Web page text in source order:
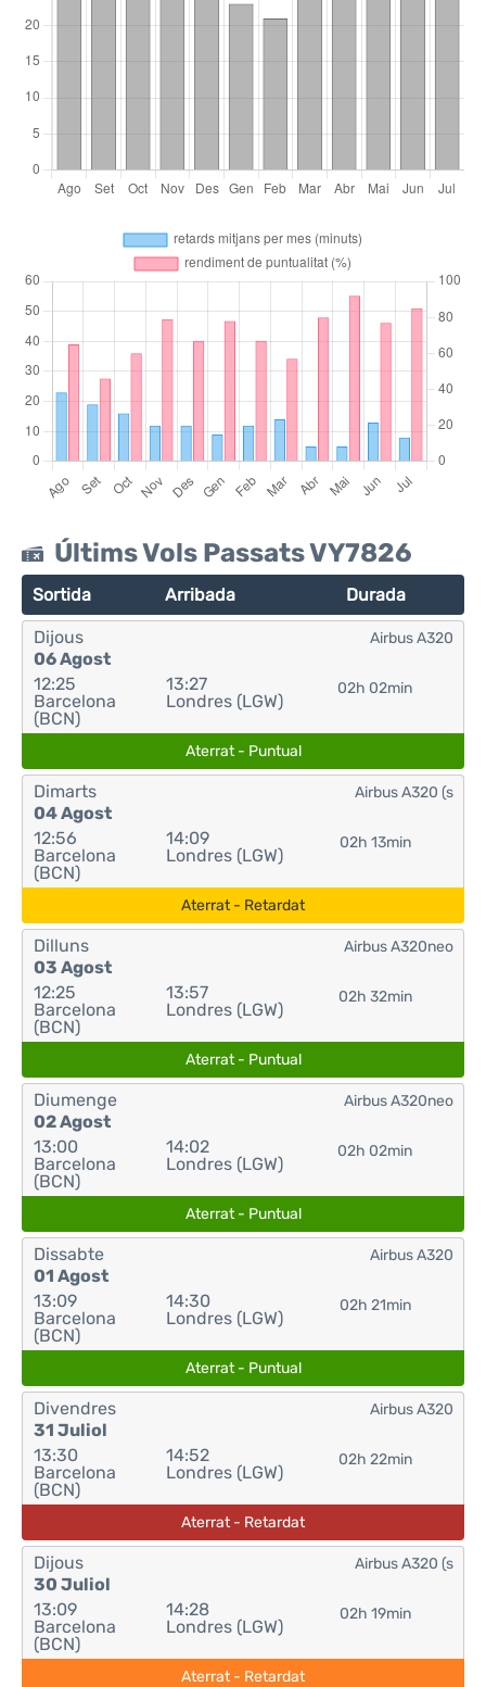
Últims Vols Passats VY7826
Sortida Arribada Durada
Dijous
06 Agost
12:25
Barcelona
(BCN)
13:27
Londres (LGW)
02h 02min
Airbus A320
Aterrat - Puntual
Dimarts
04 Agost
12:56
Barcelona
(BCN)
14:09
Londres (LGW)
02h 13min
Airbus A320 (s
Aterrat - Retardat
Dilluns
03 Agost
12:25
Barcelona
(BCN)
13:57
Londres (LGW)
02h 32min
Airbus A320neo
Aterrat - Puntual
Diumenge
02 Agost
13:00
Barcelona
(BCN)
14:02
Londres (LGW)
02h 02min
Airbus A320neo
Aterrat - Puntual
Dissabte
01 Agost
13:09
Barcelona
(BCN)
14:30
Londres (LGW)
02h 21min
Airbus A320
Aterrat - Puntual
Divendres
31 Juliol
13:30
Barcelona
(BCN)
14:52
Londres (LGW)
02h 22min
Airbus A320
Aterrat - Retardat
Dijous
30 Juliol
13:09
Barcelona
(BCN)
14:28
Londres (LGW)
02h 19min
Airbus A320 (s
Aterrat - Retardat